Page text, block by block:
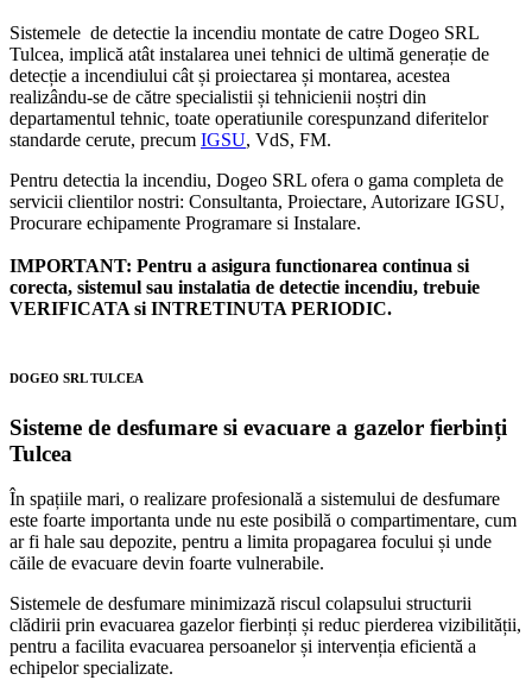
Sistemele de detectie la incendiu montate de catre Dogeo SRL
Tulcea, implică atât instalarea unei tehnici de ultimă generație de
detecție a incendiului cât și proiectarea și montarea, acestea
realizându-se de către specialistii și tehnicienii noștri din
departamentul tehnic, toate operatiunile corespunzand diferitelor
standarde cerute, precum IGSU, VdS, FM.
Pentru detectia la incendiu, Dogeo SRL ofera o gama completa de
servicii clientilor nostri: Consultanta, Proiectare, Autorizare IGSU,
Procurare echipamente Programare si Instalare.
IMPORTANT: Pentru a asigura functionarea continua si
corecta, sistemul sau instalatia de detectie incendiu, trebuie
VERIFICATA si INTRETINUTA PERIODIC.
DOGEO SRL TULCEA
Sisteme de desfumare si evacuare a gazelor fierbinți
Tulcea
În spațiile mari, o realizare profesională a sistemului de desfumare
este foarte importanta unde nu este posibilă o compartimentare, cum
ar fi hale sau depozite, pentru a limita propagarea focului și unde
căile de evacuare devin foarte vulnerabile.
Sistemele de desfumare minimizază riscul colapsului structurii
clădirii prin evacuarea gazelor fierbinți și reduc pierderea vizibilității,
pentru a facilita evacuarea persoanelor și intervenția eficientă a
echipelor specializate.